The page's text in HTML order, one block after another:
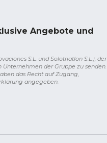
Angebote und
S.L. und Solotriatlon S.L.), der
der Gruppe zu senden.
das Recht auf Zugang,
angegeben.